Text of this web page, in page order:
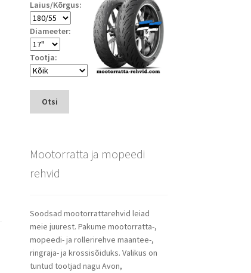
Laius/Kõrgus:
Diameeter:
Tootja:
Otsi
Mootorratta ja mopeedi
rehvid
Soodsad mootorrattarehvid leiad
meie juurest. Pakume mootorratta-,
mopeedi- ja rollerirehve maantee-,
ringraja- ja krossisõiduks. Valikus on
tuntud tootjad nagu Avon,